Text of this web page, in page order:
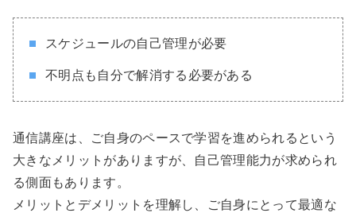
スケジュールの自己管理が必要
不明点も自分で解消する必要がある
通信講座は、ご自身のペースで学習を進められるという
大きなメリットがありますが、自己管理能力が求められ
る側面もあります。
メリットとデメリットを理解し、ご自身にとって最適な